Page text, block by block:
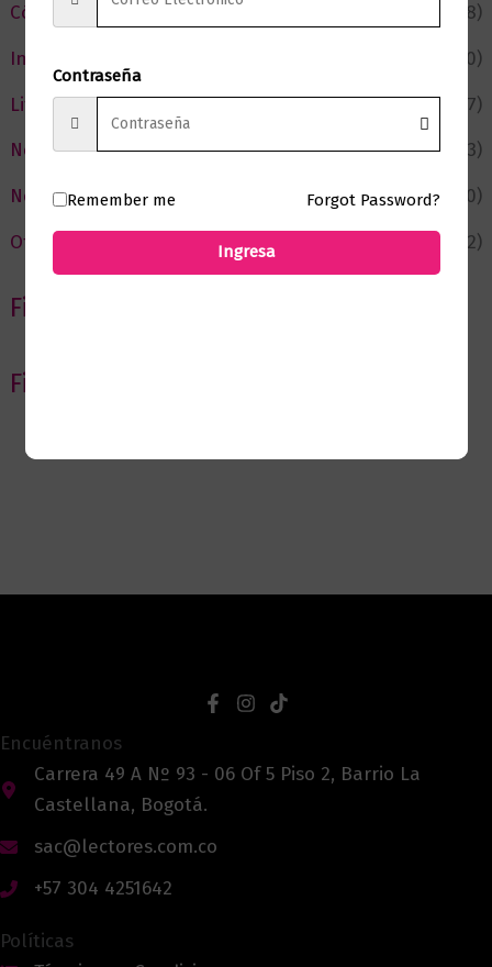
Cómic y Fantasía
(88)
Infantil y Juvenil
(210)
Literatura
(367)
Negocios
(43)
Novedades
(110)
Ofertas
(12)
Filtrar por Autor
Filtrar por editorial
Encuéntranos
Carrera 49 A Nº 93 - 06 Of 5 Piso 2, Barrio La
Castellana, Bogotá.
sac@lectores.com.co
+57 304 4251642
Políticas
Contraseña
Remember me Forgot Password?
Ingresa